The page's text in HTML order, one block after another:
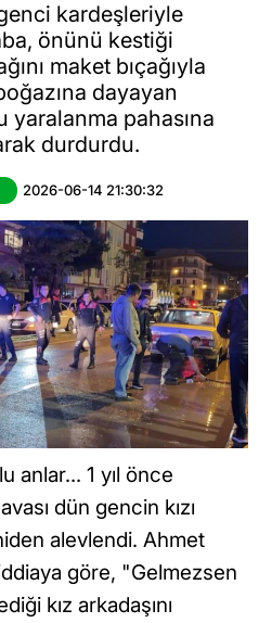
genci kardeşleriyle
önünü kestiği
maket bıçağıyla
dayayan
yaralanma pahasına
durdurdu.
2026-06-14 21:30:32
anlar... 1 yıl önce
dün gencin kızı
alevlendi. Ahmet
göre, "Gelmezsen
kız arkadaşını